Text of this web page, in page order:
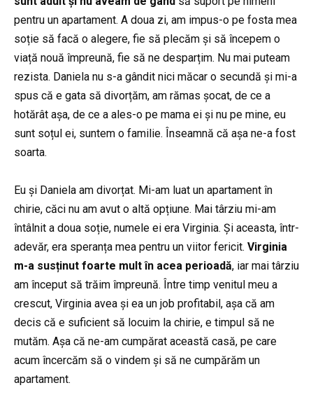
pentru un apartament. A doua zi, am impus-o pe fosta mea
soție să facă o alegere, fie să plecăm și să începem o
viață nouă împreună, fie să ne desparțim. Nu mai puteam
rezista. Daniela nu s-a gândit nici măcar o secundă și mi-a
spus că e gata să divorțăm, am rămas șocat, de ce a
hotărât așa, de ce a ales-o pe mama ei și nu pe mine, eu
sunt soțul ei, suntem o familie. Înseamnă că așa ne-a fost
soarta.
Eu și Daniela am divorțat. Mi-am luat un apartament în
chirie, căci nu am avut o altă opțiune. Mai târziu mi-am
întâlnit a doua soție, numele ei era Virginia. Și aceasta, într-
adevăr, era speranța mea pentru un viitor fericit. Virginia
m-a susținut foarte mult în acea perioadă, iar mai târziu
am început să trăim împreună. Între timp venitul meu a
crescut, Virginia avea și ea un job profitabil, așa că am
decis că e suficient să locuim la chirie, e timpul să ne
mutăm. Așa că ne-am cumpărat această casă, pe care
acum încercăm să o vindem și să ne cumpărăm un
apartament.